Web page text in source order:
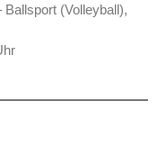
Ballsport (Volleyball),